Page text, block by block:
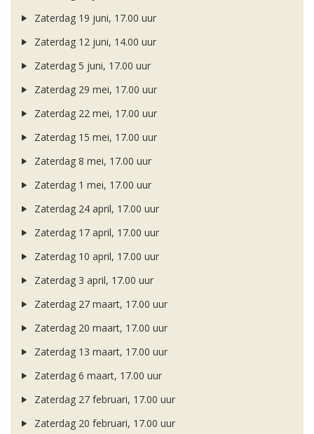
Zaterdag 19 juni, 17.00 uur
Zaterdag 12 juni, 14.00 uur
Zaterdag 5 juni, 17.00 uur
Zaterdag 29 mei, 17.00 uur
Zaterdag 22 mei, 17.00 uur
Zaterdag 15 mei, 17.00 uur
Zaterdag 8 mei, 17.00 uur
Zaterdag 1 mei, 17.00 uur
Zaterdag 24 april, 17.00 uur
Zaterdag 17 april, 17.00 uur
Zaterdag 10 april, 17.00 uur
Zaterdag 3 april, 17.00 uur
Zaterdag 27 maart, 17.00 uur
Zaterdag 20 maart, 17.00 uur
Zaterdag 13 maart, 17.00 uur
Zaterdag 6 maart, 17.00 uur
Zaterdag 27 februari, 17.00 uur
Zaterdag 20 februari, 17.00 uur